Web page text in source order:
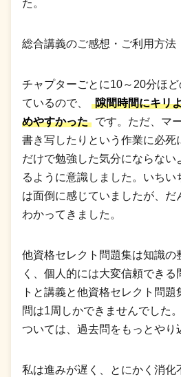
た。
総合講義のご感想・ご利用方法
チャプターごとに10～20分ほ
ているので、
隙間時間にキリ
めやすかった
です。ただ、マ
書き写したりという作業に必死
だけで勉強した気分にならない
るように意識しました。いちい
は面倒に感じていましたが、だ
わかってきました。
他資格セレクト問題集は知識の
く、個人的には大変信頼できる
トと講義と他資格セレクト問
問は1周しかできませんでした
ついては、過去問をもっとやり
私は進みが遅く、とにかく消化